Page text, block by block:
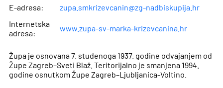
E-adresa:
zupa.smkrizevcanin@zg-nadbiskupija.hr
Internetska
adresa:
www.zupa-sv-marka-krizevcanina.hr
Župa je osnovana 7. studenoga 1937. godine odvajanjem od
Župe Zagreb–Sveti Blaž. Teritorijalno je smanjena 1994.
godine osnutkom Župe Zagreb–Ljubljanica-Voltino.